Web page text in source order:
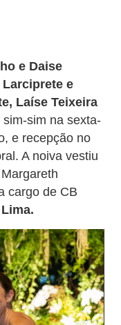
e Daise
e
Laíse Teixeira
sim-sim na sexta-
e recepção no
A noiva vestiu
cargo de CB